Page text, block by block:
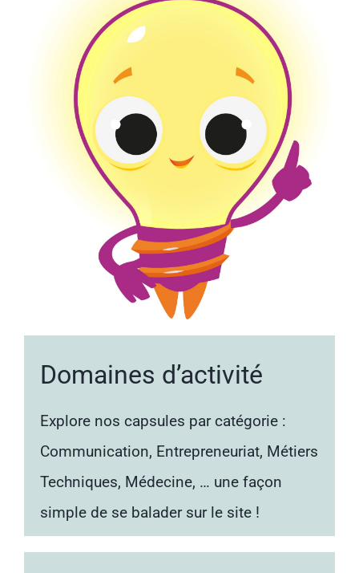
Domaines d’activité
Explore nos capsules par catégorie :
Communication, Entrepreneuriat, Métiers
Techniques, Médecine, … une façon
simple de se balader sur le site !